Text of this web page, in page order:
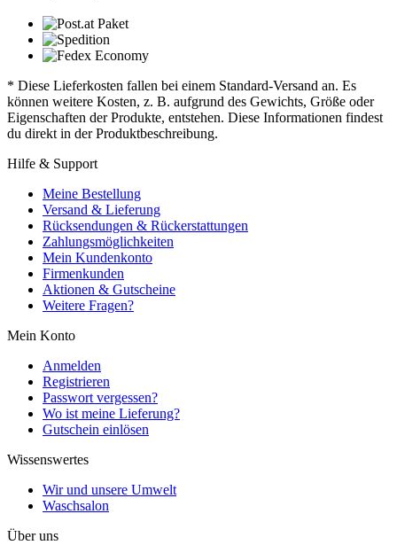
* Diese Lieferkosten fallen bei einem Standard-Versand an. Es
können weitere Kosten, z. B. aufgrund des Gewichts, Größe oder
Eigenschaften der Produkte, entstehen. Diese Informationen findest
du direkt in der Produktbeschreibung.
Hilfe & Support
Meine Bestellung
Versand & Lieferung
Rücksendungen & Rückerstattungen
Zahlungsmöglichkeiten
Mein Kundenkonto
Firmenkunden
Aktionen & Gutscheine
Weitere Fragen?
Mein Konto
Anmelden
Registrieren
Passwort vergessen?
Wo ist meine Lieferung?
Gutschein einlösen
Wissenswertes
Wir und unsere Umwelt
Waschsalon
Über uns